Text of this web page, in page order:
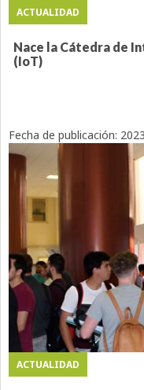
ACTUALIDAD
Nace la Cátedra de
(IoT)
ACTUALIDAD
Fecha de publicación: